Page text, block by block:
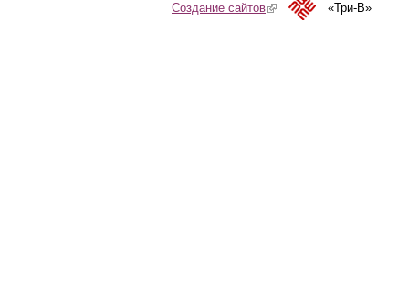
Создание сайтов(link is external)«Три-В»